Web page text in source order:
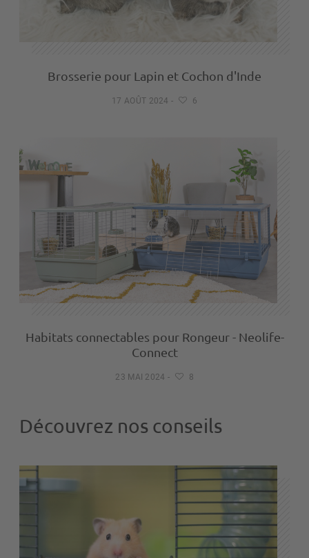
Brosserie pour Lapin et Cochon d'Inde
17 AOÛT 2024 - 6
Habitats connectables pour Rongeur - Neolife-
Connect
23 MAI 2024 - 8
Découvrez nos conseils